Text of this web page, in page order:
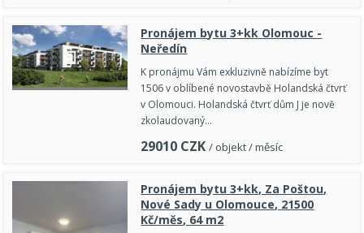
Pronájem bytu 3+kk Olomouc -
Neředín
K pronájmu Vám exkluzivně nabízíme byt
1506 v oblíbené novostavbě Holandská čtvrť
v Olomouci. Holandská čtvrť dům J je nově
zkolaudovaný…
29010 CZK / objekt / měsíc
Pronájem bytu 3+kk, Za Poštou,
Nové Sady u Olomouce, 21500
Kč/měs, 64 m2